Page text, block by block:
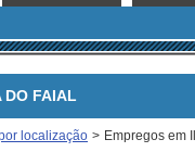
FAIAL
localização > Empregos em